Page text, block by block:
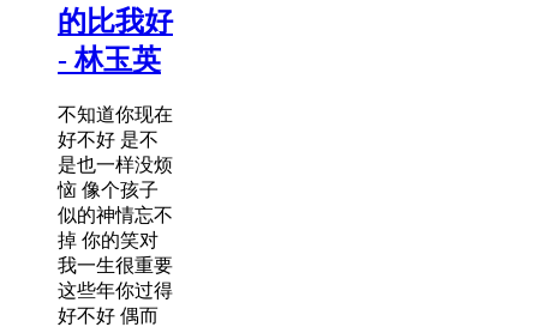
的比我好
- 林玉英
不知道你现在
好不好 是不
是也一样没烦
恼 像个孩子
似的神情忘不
掉 你的笑对
我一生很重要
这些年你过得
好不好 偶而